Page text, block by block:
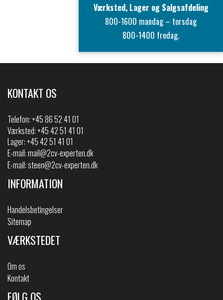
Værksted, Lager og Salgsafdeling
800-1600 mandag – torsdag
800-1400 fredag.
KONTAKT OS
Telefon:+45 86 52 41 01
Værksted: +45 42 51 41 01
Lager: +45 42 51 41 01
E-mail:mail@2cv-experten.dk
E-mail:steen@2cv-experten.dk
INFORMATION
Handelsbetingelser
Sitemap
VÆRKSTEDET
Om os
Kontakt
FØLG OS